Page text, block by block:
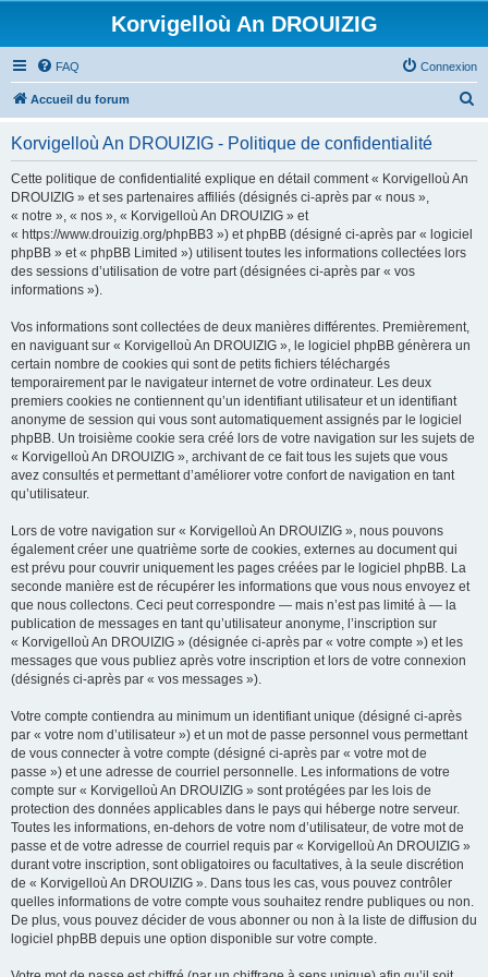
Korvigelloù An DROUIZIG
FAQ Connexion
Accueil du forum
Korvigelloù An DROUIZIG - Politique de confidentialité
Cette politique de confidentialité explique en détail comment « Korvigelloù An
DROUIZIG » et ses partenaires affiliés (désignés ci-après par « nous »,
« notre », « nos », « Korvigelloù An DROUIZIG » et
« https://www.drouizig.org/phpBB3 ») et phpBB (désigné ci-après par « logiciel
phpBB » et « phpBB Limited ») utilisent toutes les informations collectées lors
des sessions d’utilisation de votre part (désignées ci-après par « vos
informations »).
Vos informations sont collectées de deux manières différentes. Premièrement,
en naviguant sur « Korvigelloù An DROUIZIG », le logiciel phpBB génèrera un
certain nombre de cookies qui sont de petits fichiers téléchargés
temporairement par le navigateur internet de votre ordinateur. Les deux
premiers cookies ne contiennent qu’un identifiant utilisateur et un identifiant
anonyme de session qui vous sont automatiquement assignés par le logiciel
phpBB. Un troisième cookie sera créé lors de votre navigation sur les sujets de
« Korvigelloù An DROUIZIG », archivant de ce fait tous les sujets que vous
avez consultés et permettant d’améliorer votre confort de navigation en tant
qu’utilisateur.
Lors de votre navigation sur « Korvigelloù An DROUIZIG », nous pouvons
également créer une quatrième sorte de cookies, externes au document qui
est prévu pour couvrir uniquement les pages créées par le logiciel phpBB. La
seconde manière est de récupérer les informations que vous nous envoyez et
que nous collectons. Ceci peut correspondre — mais n’est pas limité à — la
publication de messages en tant qu’utilisateur anonyme, l’inscription sur
« Korvigelloù An DROUIZIG » (désignée ci-après par « votre compte ») et les
messages que vous publiez après votre inscription et lors de votre connexion
(désignés ci-après par « vos messages »).
Votre compte contiendra au minimum un identifiant unique (désigné ci-après
par « votre nom d’utilisateur ») et un mot de passe personnel vous permettant
de vous connecter à votre compte (désigné ci-après par « votre mot de
passe ») et une adresse de courriel personnelle. Les informations de votre
compte sur « Korvigelloù An DROUIZIG » sont protégées par les lois de
protection des données applicables dans le pays qui héberge notre serveur.
Toutes les informations, en-dehors de votre nom d’utilisateur, de votre mot de
passe et de votre adresse de courriel requis par « Korvigelloù An DROUIZIG »
durant votre inscription, sont obligatoires ou facultatives, à la seule discrétion
de « Korvigelloù An DROUIZIG ». Dans tous les cas, vous pouvez contrôler
quelles informations de votre compte vous souhaitez rendre publiques ou non.
De plus, vous pouvez décider de vous abonner ou non à la liste de diffusion du
logiciel phpBB depuis une option disponible sur votre compte.